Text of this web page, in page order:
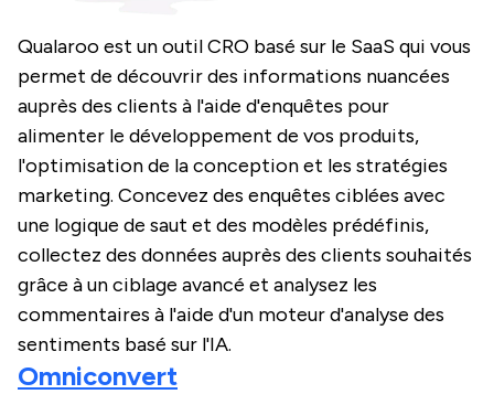
Qualaroo est un outil CRO basé sur le SaaS qui vous
permet de découvrir des informations nuancées
auprès des clients à l'aide d'enquêtes pour
alimenter le développement de vos produits,
l'optimisation de la conception et les stratégies
marketing. Concevez des enquêtes ciblées avec
une logique de saut et des modèles prédéfinis,
collectez des données auprès des clients souhaités
grâce à un ciblage avancé et analysez les
commentaires à l'aide d'un moteur d'analyse des
sentiments basé sur l'IA.
Omniconvert